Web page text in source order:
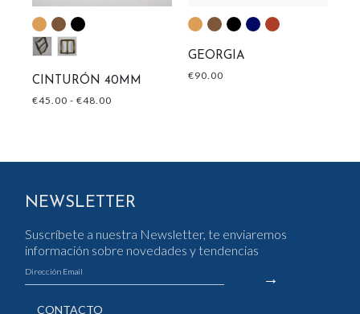
CINTURÓN 40MM
€45.00 - €48.00
GEORGIA
€90.00
NEWSLETTER
Suscríbete a nuestra Newsletter, te enviaremos
información sobre novedades y tendencias
CONTACTO